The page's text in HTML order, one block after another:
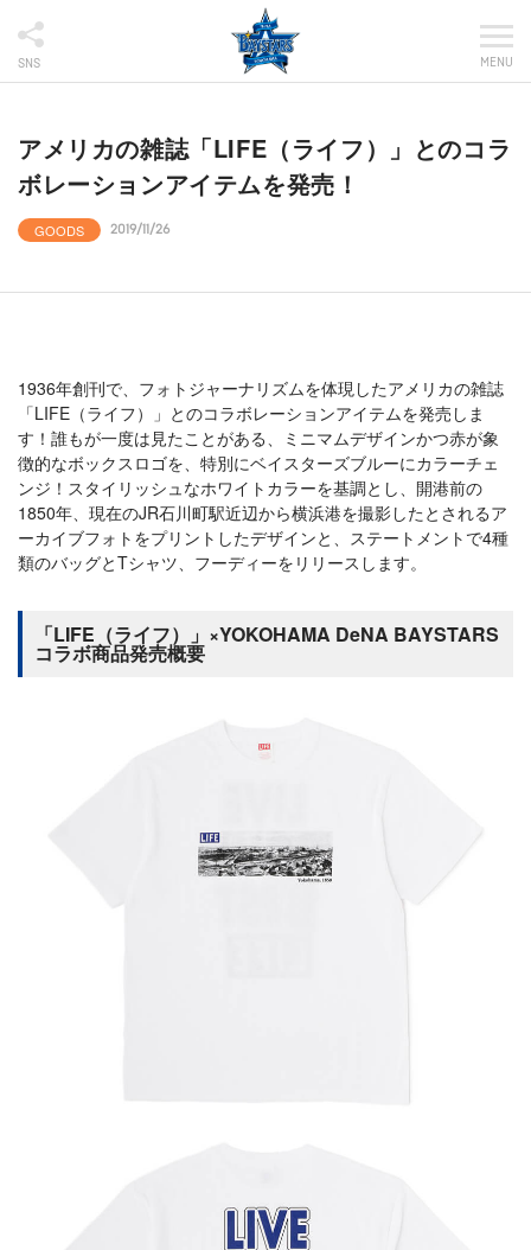
SNS MENU
アメリカの雑誌「LIFE（ライフ）」とのコラ
ボレーションアイテムを発売！
GOODS 2019/11/26
1936年創刊で、フォトジャーナリズムを体現したアメリカの雑誌
「LIFE（ライフ）」とのコラボレーションアイテムを発売しま
す！誰もが一度は見たことがある、ミニマムデザインかつ赤が象
徴的なボックスロゴを、特別にベイスターズブルーにカラーチェ
ンジ！スタイリッシュなホワイトカラーを基調とし、開港前の
1850年、現在のJR石川町駅近辺から横浜港を撮影したとされるア
ーカイブフォトをプリントしたデザインと、ステートメントで4種
類のバッグとTシャツ、フーディーをリリースします。
「LIFE（ライフ）」×YOKOHAMA DeNA BAYSTARS
コラボ商品発売概要